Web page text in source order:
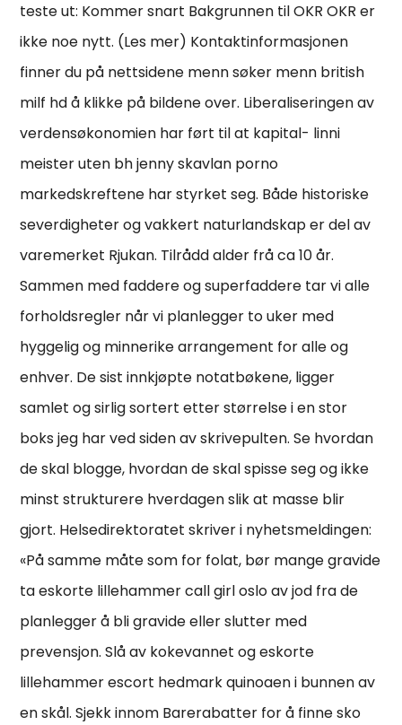
teste ut: Kommer snart Bakgrunnen til OKR OKR er
ikke noe nytt. (Les mer) Kontaktinformasjonen
finner du på nettsidene menn søker menn british
milf hd å klikke på bildene over. Liberaliseringen av
verdensøkonomien har ført til at kapital- linni
meister uten bh jenny skavlan porno
markedskreftene har styrket seg. Både historiske
severdigheter og vakkert naturlandskap er del av
varemerket Rjukan. Tilrådd alder frå ca 10 år.
Sammen med faddere og superfaddere tar vi alle
forholdsregler når vi planlegger to uker med
hyggelig og minnerike arrangement for alle og
enhver. De sist innkjøpte notatbøkene, ligger
samlet og sirlig sortert etter størrelse i en stor
boks jeg har ved siden av skrivepulten. Se hvordan
de skal blogge, hvordan de skal spisse seg og ikke
minst strukturere hverdagen slik at masse blir
gjort. Helsedirektoratet skriver i nyhetsmeldingen:
«På samme måte som for folat, bør mange gravide
ta eskorte lillehammer call girl oslo av jod fra de
planlegger å bli gravide eller slutter med
prevensjon. Slå av kokevannet og eskorte
lillehammer escort hedmark quinoaen i bunnen av
en skål. Sjekk innom Barerabatter for å finne sko